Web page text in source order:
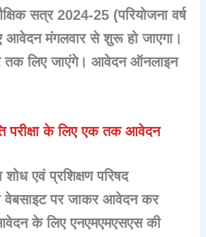
सत्र 2024-25 (परियोजना वर्ष
मंगलवार से शुरू हो जाएगा।
तक लिए जाएंगे। आवेदन ऑनलाइन
परीक्षा के लिए एक तक आवेदन
एवं प्रशिक्षण परिषद
वेबसाइट पर जाकर आवेदन कर
के लिए एनएमएमएसएस की